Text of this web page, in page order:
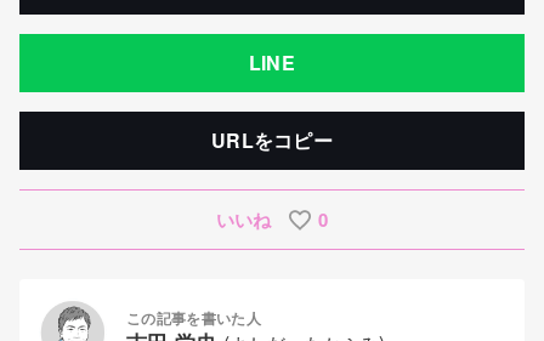
LINE
URLをコピー
いいね 0
この記事を書いた人